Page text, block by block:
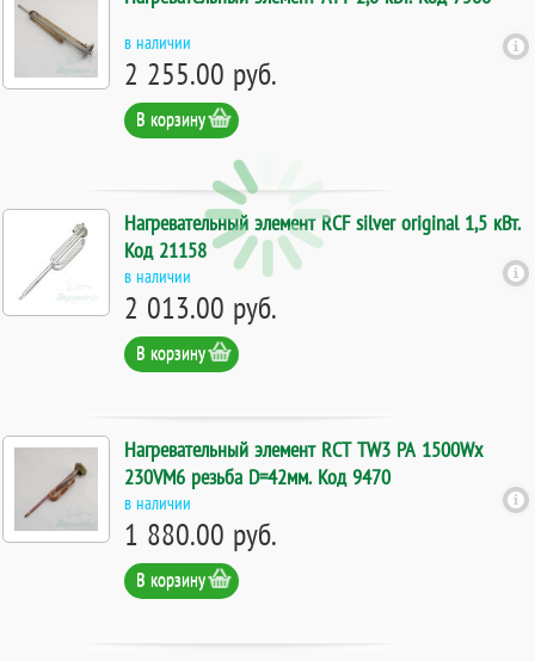
в наличии
2 255.00 руб.
В корзину
Нагревательный элемент RCF silver original 1,5 кВт.
Код 21158
в наличии
2 013.00 руб.
В корзину
Нагревательный элемент RCT TW3 PA 1500Wх
230VМ6 резьба D=42мм. Код 9470
в наличии
1 880.00 руб.
В корзину